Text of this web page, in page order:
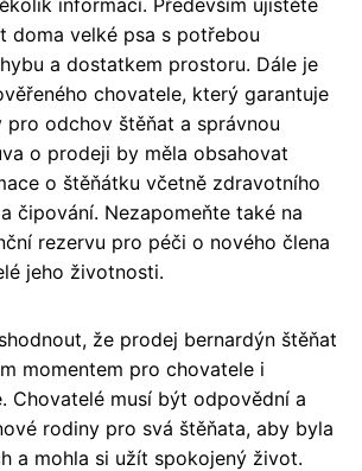
informací. Především ujistěte
doma velké psa s potřebou
a dostatkem prostoru. Dále je
chovatele, který garantuje
odchov štěňat a správnou
o prodeji by měla obsahovat
o štěňátku včetně zdravotního
čipování. Nezapomeňte také na
rezervu pro péči o nového člena
jeho životnosti.
že prodej bernardýn štěňat
momentem pro chovatele i
Chovatelé musí být odpovědní a
rodiny pro svá štěňata, aby byla
a mohla si užít spokojený život.